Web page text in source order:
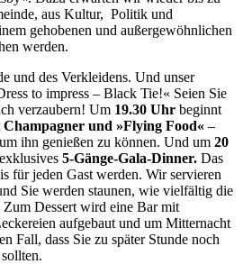
aus Kultur, Politik und
gehobenen und außergewöhnlichen
werden.
und des Verkleidens. Und unser
to impress – Black Tie!« Seien Sie
verzaubern! Um 19.30 Uhr beginnt
Champagner und »Flying Food« –
ihn genießen zu können. Und um 20
5-Gänge-Gala-Dinner. Das
für jeden Gast werden. Wir servieren
Sie werden staunen, wie vielfältig die
Dessert wird eine Bar mit
aufgebaut und um Mitternacht
Fall, dass Sie zu später Stunde noch